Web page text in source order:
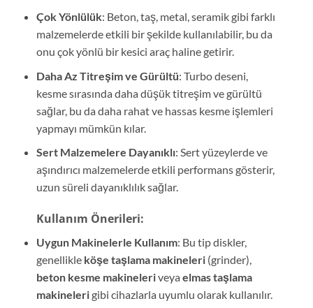
Çok Yönlülük: Beton, taş, metal, seramik gibi farklı
malzemelerde etkili bir şekilde kullanılabilir, bu da
onu çok yönlü bir kesici araç haline getirir.
Daha Az Titreşim ve Gürültü: Turbo deseni,
kesme sırasında daha düşük titreşim ve gürültü
sağlar, bu da daha rahat ve hassas kesme işlemleri
yapmayı mümkün kılar.
Sert Malzemelere Dayanıklı: Sert yüzeylerde ve
aşındırıcı malzemelerde etkili performans gösterir,
uzun süreli dayanıklılık sağlar.
Kullanım Önerileri:
Uygun Makinelerle Kullanım: Bu tip diskler,
genellikle köşe taşlama makineleri(grinder),
beton kesme makineleriveya elmas taşlama
makinelerigibi cihazlarla uyumlu olarak kullanılır.